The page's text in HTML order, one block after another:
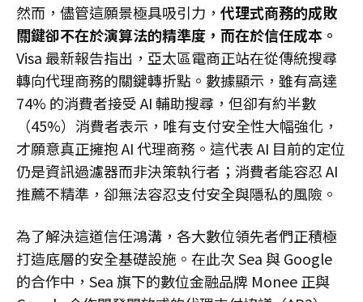
然而，儘管這願景極具吸引力， 代理式商務的成敗
關鍵卻不在於演算法的精準度，而在於信任成本。
Visa 最新報告指出，亞太區電商正站在從傳統搜尋
轉向代理商務的關鍵轉折點。數據顯示，雖有高達
74% 的消費者接受 AI 輔助搜尋，但卻有約半數
（45%）消費者表示，唯有支付安全性大幅強化，
才願意真正擁抱 AI 代理商務。這代表 AI 目前的定位
仍是資訊過濾器而非決策執行者；消費者能容忍 AI
推薦不精準，卻無法容忍支付安全與隱私的風險。
為了解決這道信任鴻溝，各大數位領先者們正積極
打造底層的安全基礎設施。在此次 Sea 與 Google
的合作中，Sea 旗下的數位金融品牌 Monee 正與